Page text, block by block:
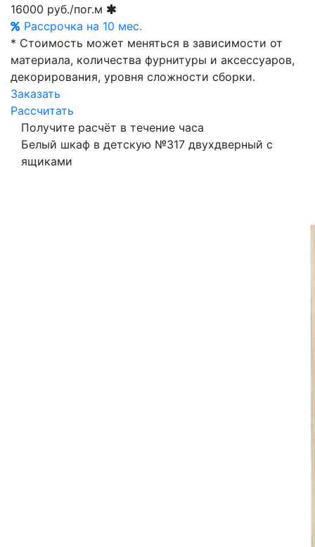
16000 руб./пог.м
Рассрочка на 10 мес.
* Стоимость может меняться в зависимости от
материала, количества фурнитуры и аксессуаров,
декорирования, уровня сложности сборки.
Заказать
Рассчитать
Получите расчёт в течение часа
Белый шкаф в детскую №317 двухдверный с
ящиками